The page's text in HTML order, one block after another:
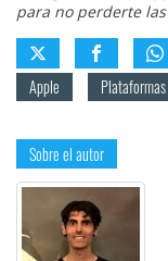
para no perderte
Apple
Sobre el autor